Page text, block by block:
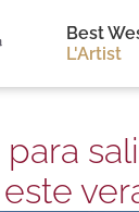
Best
L'Artist
este